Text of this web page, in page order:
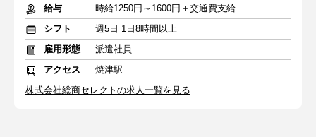
給与
時給1250円～1600円＋交通費支給
シフト
週5日 1日8時間以上
雇用形態
派遣社員
アクセス
焼津駅
株式会社総商セレクトの求人一覧を見る